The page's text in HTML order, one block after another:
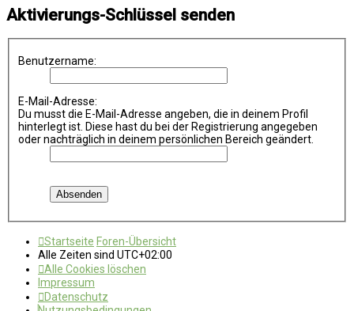
Aktivierungs-Schlüssel senden
Benutzername:
E-Mail-Adresse:
Du musst die E-Mail-Adresse angeben, die in deinem Profil
hinterlegt ist. Diese hast du bei der Registrierung angegeben
oder nachträglich in deinem persönlichen Bereich geändert.
Startseite Foren-Übersicht
Alle Zeiten sind UTC+02:00
Alle Cookies löschen
Impressum
Datenschutz